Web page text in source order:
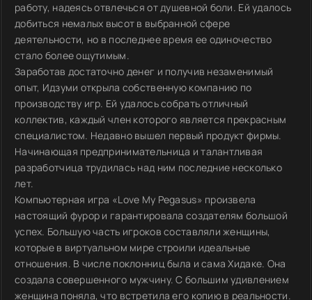
работу, надеясь отвлечься от душевной боли. Ей удалось
добиться немалых высот в выбранной сфере
деятельности, но в последнее время ее одиночество
стало более ощутимым.
Заработав достаточно денег и получив незаменимый
опыт, Идзуми открыла собственную компанию по
производству игр. Ей удалось собрать отличный
коллектив, каждый член которого является прекрасным
специалистом. Недавно вышел первый продукт фирмы.
Начинающая предпринимательница и талантливая
разработчица трудилась над ним последние несколько
лет.
Компьютерная игра «Love My Pegasus» произвела
настоящий фурор и гарантировала создателям большой
успех. Большую часть игроков составляли женщины,
которые в виртуальном мире строили идеальные
отношения. В числе поклонниц была и сама Хидаке. Она
создала совершенного мужчину. С большим удивлением
женщина поняла, что встретила его копию в реальности.